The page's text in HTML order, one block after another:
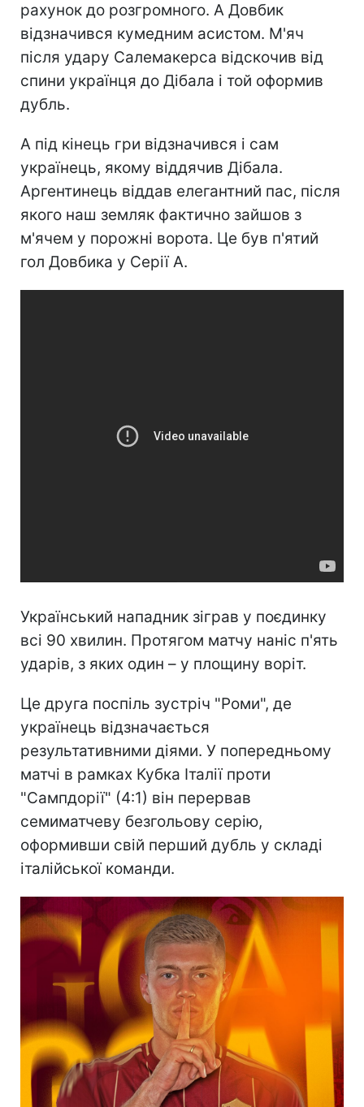
рахунок до розгромного. А Довбик
відзначився кумедним асистом. М'яч
після удару Салемакерса відскочив від
спини українця до Дібала і той оформив
дубль.
А під кінець гри відзначився і сам
українець, якому віддячив Дібала.
Аргентинець віддав елегантний пас, після
якого наш земляк фактично зайшов з
м'ячем у порожні ворота. Це був п'ятий
гол Довбика у Серії А.
Український нападник зіграв у поєдинку
всі 90 хвилин. Протягом матчу наніс п'ять
ударів, з яких один – у площину воріт.
Це друга поспіль зустріч "Роми", де
українець відзначається
результативними діями. У попередньому
матчі в рамках Кубка Італії проти
"Сампдорії" (4:1) він перервав
семиматчеву безгольову серію,
оформивши свій перший дубль у складі
італійської команди.